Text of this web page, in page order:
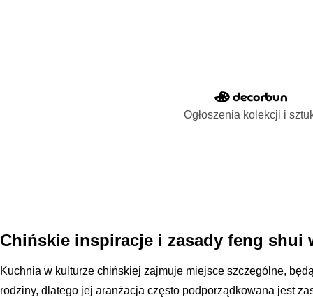
Ogłoszenia kolekcji i
Chińskie inspiracje i zasady feng shui
Kuchnia w kulturze chińskiej zajmuje miejsce szczególne,
rodziny, dlatego jej aranżacja często podporządkowana jest